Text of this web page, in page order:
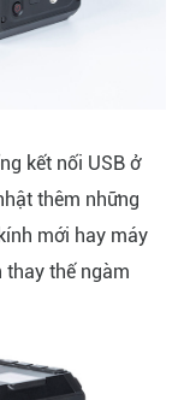
kết nối USB ở
thêm những
mới hay máy
thế ngàm